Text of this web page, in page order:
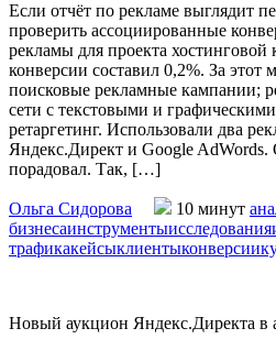
Если отчёт по рекламе выглядит
проверить ассоциированные
рекламы для проекта
конверсии составил 0,2%. За этот
поисковые рекламные кампании;
сети с текстовыми и
ретаргетинг. Использовали два
Яндекс.Директ и Google AdWords.
порадовал. Так, […]
Ольга Сидорова 10 минут
бизнесаинструментыисследования
трафикакейсыклиентыконверсии
Новый аукцион Яндекс.Директа в